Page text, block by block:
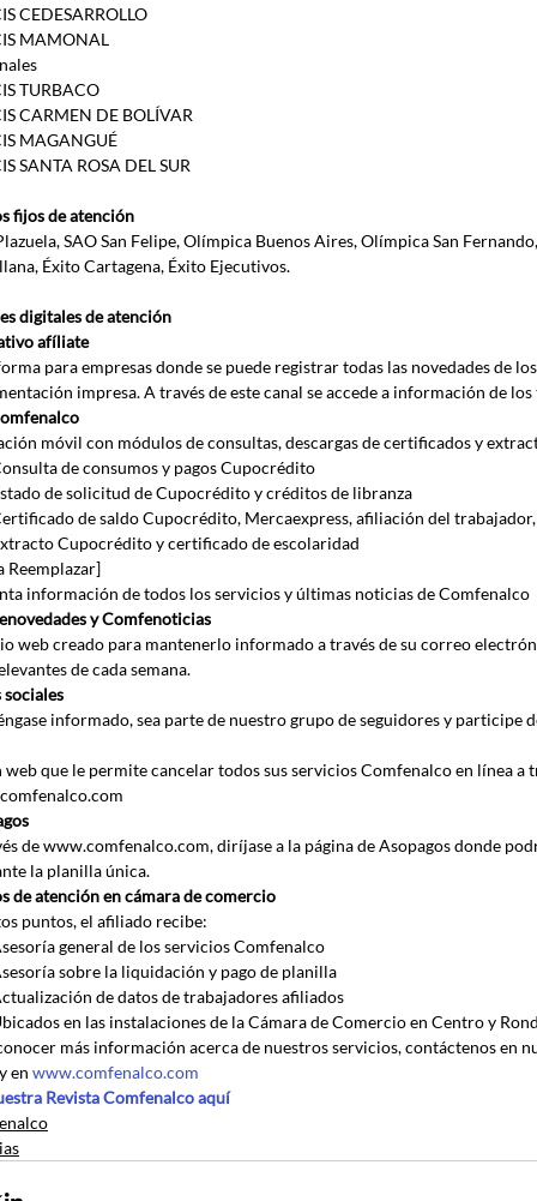
CEDESARROLLO
MAMONAL
TURBACO
CARMEN DE BOLÍVAR
MAGANGUÉ
SANTA ROSA DEL SUR
fijos de atención
SAO San Felipe, Olímpica Buenos Aires, Olímpica San
Éxito Cartagena, Éxito Ejecutivos.
digitales de atención
afíliate
para empresas donde se puede registrar todas las novedades de
impresa. A través de este canal se accede a información de
móvil con módulos de consultas, descargas de certificados y
de consumos y pagos Cupocrédito
de solicitud de Cupocrédito y créditos de libranza
de saldo Cupocrédito, Mercaexpress, afiliación del
Cupocrédito y certificado de escolaridad
Reemplazar]
información de todos los servicios y últimas noticias de Comfenalco
y Comfenoticias
web creado para mantenerlo informado a través de su correo
de cada semana.
sociales
informado, sea parte de nuestro grupo de seguidores y participe
web que le permite cancelar todos sus servicios Comfenalco en línea a
de www.comfenalco.com, diríjase a la página de Asopagos donde
la planilla única.
de atención en cámara de comercio
puntos, el afiliado recibe:
general de los servicios Comfenalco
sobre la liquidación y pago de planilla
de datos de trabajadores afiliados
en las instalaciones de la Cámara de Comercio en Centro y
más información acerca de nuestros servicios, contáctenos en
en www.comfenalco.com
Revista Comfenalco aquí